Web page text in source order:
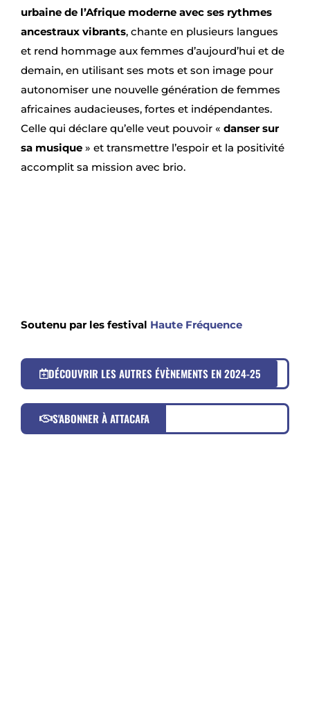
urbaine de l’Afrique moderne avec ses rythmes
ancestraux vibrants, chante en plusieurs langues
et rend hommage aux femmes d’aujourd’hui et de
demain, en utilisant ses mots et son image pour
autonomiser une nouvelle génération de femmes
africaines audacieuses, fortes et indépendantes.
Celle qui déclare qu’elle veut pouvoir « danser sur
sa musique » et transmettre l’espoir et la positivité
accomplit sa mission avec brio.
Soutenu par les festival Haute Fréquence
DÉCOUVRIR LES AUTRES ÉVÈNEMENTS EN 2024-25
S'ABONNER À ATTACAFA